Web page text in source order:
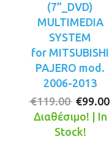
(7”_DVD)
MULTIMEDIA
SYSTEM
for MITSUBISHI
PAJERO mod.
2006-2013
€119.00 Original
price
was:
€99.00
Διαθέσιμο! | In
Stock!